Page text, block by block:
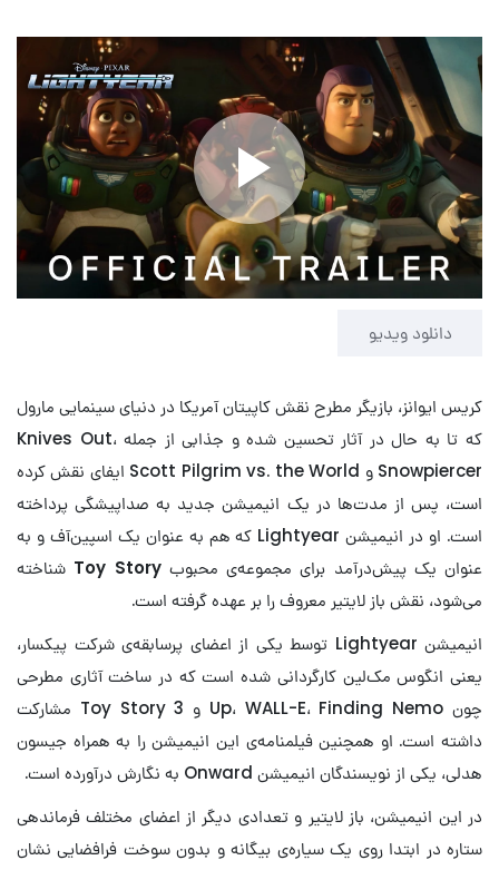
Play
دانلود ویدیو
کریس ایوانز، بازیگر مطرح نقش کاپیتان آمریکا در دنیای سینمایی مارول
که تا به حال در آثار تحسین شده و جذابی از جمله Knives Out،
Snowpiercer و Scott Pilgrim vs. the World ایفای نقش کرده
است، پس از مدت‌ها در یک انیمیشن جدید به صداپیشگی پرداخته
است. او در انیمیشن Lightyear که هم به عنوان یک اسپین‌آف و به
عنوان یک پیش‌درآمد برای مجموعه‌ی محبوبToy Story شناخته
می‌شود، نقش باز لایتیر معروف را بر عهده گرفته است.
انیمیشن Lightyear توسط یکی از اعضای پرسابقه‌ی شرکت پیکسار،
یعنی انگوس مک‌لین کارگردانی شده است که در ساخت آثاری مطرحی
چون Up، WALL-E، Finding Nemo و Toy Story 3 مشارکت
داشته است. او همچنین فیلمنامه‌ی این انیمیشن را به همراه جیسون
هدلی، یکی از نویسندگان انیمیشن Onward به نگارش درآورده است.
در این انیمیشن، باز لایتیر و تعدادی دیگر از اعضای مختلف فرماندهی
ستاره در ابتدا روی یک سیاره‌ی بیگانه و بدون سوخت فرافضایی نشان